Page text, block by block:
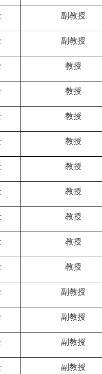
副教授
副教授
教授
教授
教授
教授
教授
教授
教授
教授
教授
副教授
副教授
副教授
副教授